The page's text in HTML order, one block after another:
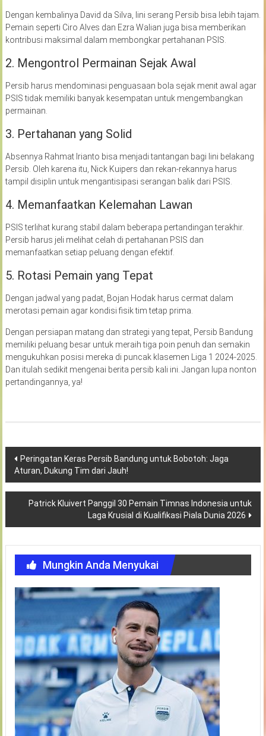
Dengan kembalinya David da Silva, lini serang Persib bisa lebih tajam.
Pemain seperti Ciro Alves dan Ezra Walian juga bisa memberikan
kontribusi maksimal dalam membongkar pertahanan PSIS.
2. Mengontrol Permainan Sejak Awal
Persib harus mendominasi penguasaan bola sejak menit awal agar
PSIS tidak memiliki banyak kesempatan untuk mengembangkan
permainan.
3. Pertahanan yang Solid
Absennya Rahmat Irianto bisa menjadi tantangan bagi lini belakang
Persib. Oleh karena itu, Nick Kuipers dan rekan-rekannya harus
tampil disiplin untuk mengantisipasi serangan balik dari PSIS.
4. Memanfaatkan Kelemahan Lawan
PSIS terlihat kurang stabil dalam beberapa pertandingan terakhir.
Persib harus jeli melihat celah di pertahanan PSIS dan
memanfaatkan setiap peluang dengan efektif.
5. Rotasi Pemain yang Tepat
Dengan jadwal yang padat, Bojan Hodak harus cermat dalam
merotasi pemain agar kondisi fisik tim tetap prima.
Dengan persiapan matang dan strategi yang tepat, Persib Bandung
memiliki peluang besar untuk meraih tiga poin penuh dan semakin
mengukuhkan posisi mereka di puncak klasemen Liga 1 2024-2025.
Dan itulah sedikit mengenai berita persib kali ini. Jangan lupa nonton
pertandingannya, ya!
Navigasi
pos
Peringatan Keras Persib Bandung untuk Bobotoh: Jaga
Aturan, Dukung Tim dari Jauh!
Patrick Kluivert Panggil 30 Pemain Timnas Indonesia untuk
Laga Krusial di Kualifikasi Piala Dunia 2026
Mungkin Anda Menyukai